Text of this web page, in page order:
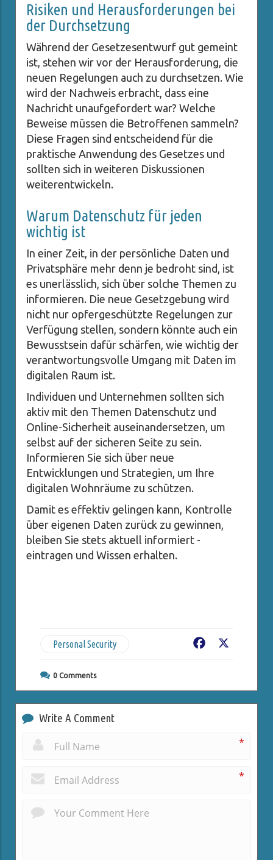
Risiken und Herausforderungen bei
der Durchsetzung
Während der Gesetzesentwurf gut gemeint
ist, stehen wir vor der Herausforderung, die
neuen Regelungen auch zu durchsetzen. Wie
wird der Nachweis erbracht, dass eine
Nachricht unaufgefordert war? Welche
Beweise müssen die Betroffenen sammeln?
Diese Fragen sind entscheidend für die
praktische Anwendung des Gesetzes und
sollten sich in weiteren Diskussionen
weiterentwickeln.
Warum Datenschutz für jeden
wichtig ist
In einer Zeit, in der persönliche Daten und
Privatsphäre mehr denn je bedroht sind, ist
es unerlässlich, sich über solche Themen zu
informieren. Die neue Gesetzgebung wird
nicht nur opfergeschützte Regelungen zur
Verfügung stellen, sondern könnte auch ein
Bewusstsein dafür schärfen, wie wichtig der
verantwortungsvolle Umgang mit Daten im
digitalen Raum ist.
Individuen und Unternehmen sollten sich
aktiv mit den Themen Datenschutz und
Online-Sicherheit auseinandersetzen, um
selbst auf der sicheren Seite zu sein.
Informieren Sie sich über neue
Entwicklungen und Strategien, um Ihre
digitalen Wohnräume zu schützen.
Damit es effektiv gelingen kann, Kontrolle
über eigenen Daten zurück zu gewinnen,
bleiben Sie stets aktuell informiert -
eintragen und Wissen erhalten.
Personal Security Facebook
0 Comments
Write A Comment
*
*